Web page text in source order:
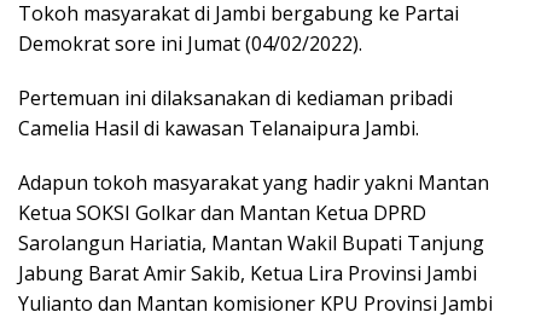
Tokoh masyarakat di Jambi bergabung ke Partai
Demokrat sore ini Jumat (04/02/2022).
Pertemuan ini dilaksanakan di kediaman pribadi
Camelia Hasil di kawasan Telanaipura Jambi.
Adapun tokoh masyarakat yang hadir yakni Mantan
Ketua SOKSI Golkar dan Mantan Ketua DPRD
Sarolangun Hariatia, Mantan Wakil Bupati Tanjung
Jabung Barat Amir Sakib, Ketua Lira Provinsi Jambi
Yulianto dan Mantan komisioner KPU Provinsi Jambi